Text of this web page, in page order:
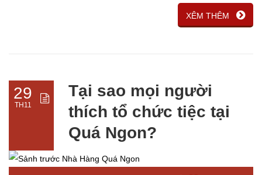
XÊM THÊM
29
TH11
Tại sao mọi người
thích tổ chức tiệc tại
Quá Ngon?